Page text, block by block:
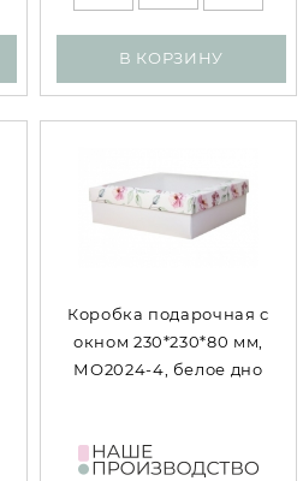
В КОРЗИНУ
Коробка подарочная с
окном 230*230*80 мм,
МО2024-4, белое дно